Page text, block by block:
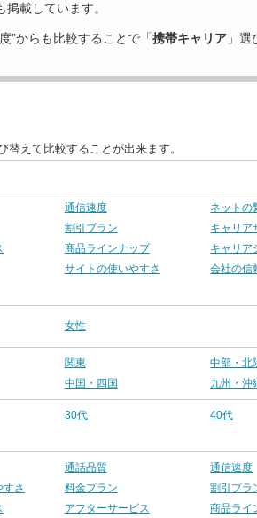
載しています。
”からも比較することで「携帯キャリア 」選
えて比較することが出来ます。
通信速度
ネットの
割引プラン
キャリア
商品ラインナップ
キャリア
サイトの使いやすさ
会社の信
女性
関東
中部・北
中国・四国 九州・沖
30代
40代
通話品質
通信速度
すさ
料金プラン
割引プラ
アフターサービス
商品ライ